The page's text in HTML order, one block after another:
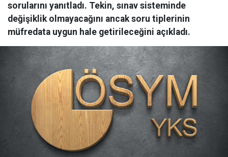
sorularını yanıtladı. Tekin, sınav sisteminde
değişiklik olmayacağını ancak soru tiplerinin
müfredata uygun hale getirileceğini açıkladı.